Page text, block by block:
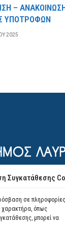
Συγκατάθεσης
σε πληροφορίες
χαρακτήρα, όπως
μπορεί να
–
ΥΠΟΤΡΟΦΩΝ
2025
YouTube